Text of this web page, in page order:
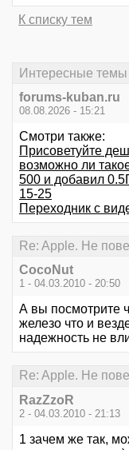
К списку тем
Интересные темы
forums-kuban.ru
08.08.2026 - 15:21
Смотри также:
Присоветуйте
возможно ли
500 и добавил
15-25
Переходник с
Re: Apple. Не
CocoNut
1 - 04.03.2010 - 20:50
А вы посмотрите
железо что и
надежность не
Re: Apple. Не
RazZzoR
2 - 04.03.2010 - 21:13
1 зачем же так,